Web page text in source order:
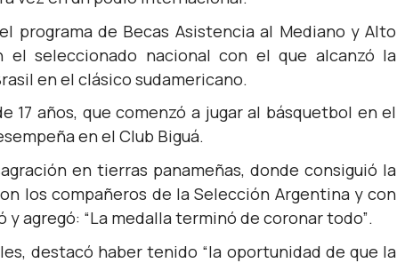
programa de Becas Asistencia al Mediano y Alto
el seleccionado nacional con el que alcanzó la
en el clásico sudamericano.
17 años, que comenzó a jugar al básquetbol en el
en el Club Biguá.
en tierras panameñas, donde consiguió la
los compañeros de la Selección Argentina y con
y agregó: “La medallaterminó de coronar todo”.
destacó haber tenido “la oportunidad de que la